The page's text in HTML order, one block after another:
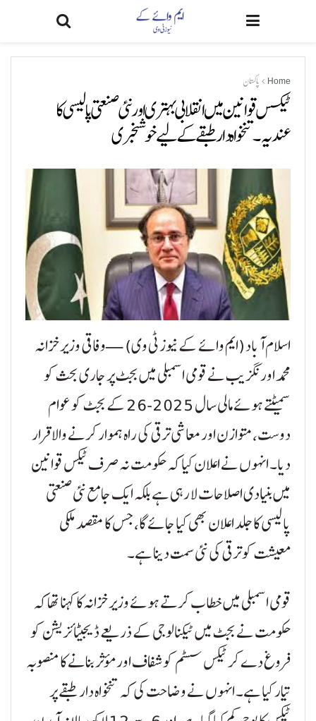
Home پاکستان
ٹیکس قوانین میں انقلابی بہتری اور نئی صنعتی پالیسی کا
عندیہ۔ تنخواہ دار طبقے کے لیے خوشخبری
اسلام آباد (ایم وائے کے نیوز ٹی وی) — وفاقی وزیر خزانہ
محمد اورنگزیب نے قومی اسمبلی میں بجٹ پر جاری بحث کو
سمیٹتے ہوئے مالی سال 2025-26 کے بجٹ کو عوام
دوست، متوازن اور معاشی ترقی کی راہ ہموار کرنے والا قرار
دیا۔ انہوں نے اعلان کیا کہ حکومت نہ صرف ٹیکس قوانین
میں بنیادی اصلاحات لا رہی ہے بلکہ ایک جامع نئی صنعتی
پالیسی کا جلد اعلان بھی کیا جائے گا، جس کا مقصد ملکی
معیشت کو ترقی کی نئی سمت دینا ہے۔
قومی اسمبلی میں خطاب کرتے ہوئے وزیر خزانہ کا کہنا تھا کہ
حکومت نے بجٹ میں ٹیکنالوجی کے ذریعے ڈیجیٹائزیشن کو
فروغ دے کر ٹیکس سسٹم کو شفاف اور مؤثر بنانے کا منصوبہ
تیار کیا ہے۔ انہوں نے وضاحت کی کہ تنخواہ دار طبقے پر